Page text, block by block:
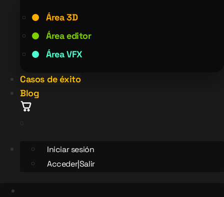
Área 3D
Área editor
Área VFX
Casos de éxito
Blog
Iniciar sesión
Acceder|Salir